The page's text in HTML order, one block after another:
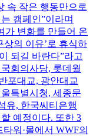
속 작은 행동만으로
캠페인”이라며
가 변화를 만들어 온
상의 이유’로 휴식하
되길 바란다”라고
회의사당, 롯데월
포대교, 광안대교
특별시청, 세종문
유, 한국씨티은행
예정이다. 또한 3
워·몰에서 WWF의